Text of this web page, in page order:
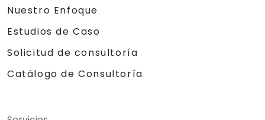
Nuestro Enfoque
Estudios de Caso
Solicitud de consultoría
Catálogo de Consultoría